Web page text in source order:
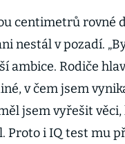
centimetrů rovné
nestál v pozadí.
ambice. Rodiče
v čem jsem
jsem vyřešit
Proto i IQ test mu